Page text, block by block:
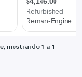
mostrando 1 a 1